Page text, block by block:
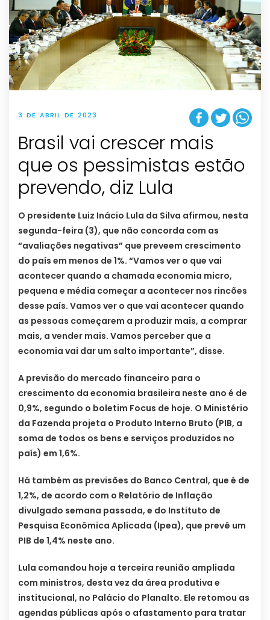
3 DE ABRIL DE 2023
Brasil vai crescer mais
que os pessimistas estão
prevendo, diz Lula
O presidente Luiz Inácio Lula da Silva afirmou, nesta
segunda-feira (3), que não concorda com as
“avaliações negativas” que preveem crescimento
do país em menos de 1%. “Vamos ver o que vai
acontecer quando a chamada economia micro,
pequena e média começar a acontecer nos rincões
desse país. Vamos ver o que vai acontecer quando
as pessoas começarem a produzir mais, a comprar
mais, a vender mais. Vamos perceber que a
economia vai dar um salto importante”, disse.
A previsão do mercado financeiro para o
crescimento da economia brasileira neste ano é de
0,9%, segundo o boletim Focus de hoje. O Ministério
da Fazenda projeta o Produto Interno Bruto (PIB, a
soma de todos os bens e serviços produzidos no
país) em 1,6%.
Há também as previsões do Banco Central, que é de
1,2%, de acordo com o Relatório de Inflação
divulgado semana passada, e do Instituto de
Pesquisa Econômica Aplicada (Ipea), que prevê um
PIB de 1,4% neste ano.
Lula comandou hoje a terceira reunião ampliada
com ministros, desta vez da área produtiva e
institucional, no Palácio do Planalto. Ele retomou as
agendas públicas após o afastamento para tratar